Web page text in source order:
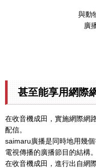
與動
廣
甚至能享用網際
在收音機成田，實施網際網
配信。
saimaru廣播是同時地用幾
電視傳播的廣播節目的結構。
在收音機成田，進行出自網